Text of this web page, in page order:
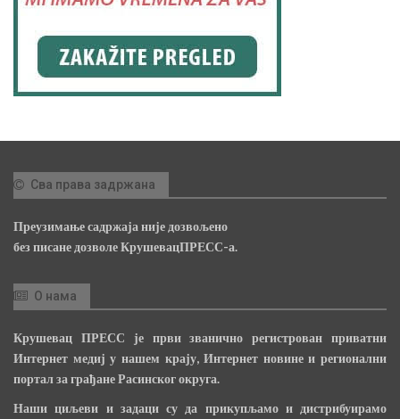
Сва права задржана
Преузимање садржаја није дозвољено
без писане дозволе КрушевацПРЕСС-а.
О нама
Крушевац ПРЕСС је први званично регистрован приватни
Интернет медиј у нашем крају, Интернет новине и регионални
портал за грађане Расинског округа.
Наши циљеви и задаци су да прикупљамо и дистрибуирамо